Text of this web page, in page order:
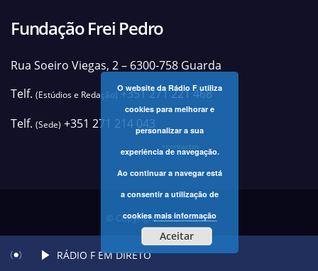
Fundação Frei Pedro
Rua Soeiro Viegas, 2 – 6300-758 Guarda
Telf. (Estúdios e Redação)+351 271 221 468
Telf. (Sede) +351 271 214 043
+contactos
© Copyright 2025 Rádio F
O website da Rádio F utiliza
cookies para melhorar e
personalizar a sua
experiência de navegação.
Ao continuar a navegar está
a consentir a utilização de
cookiesmais informação
Aceitar
RÁDIO F EM DIRETO